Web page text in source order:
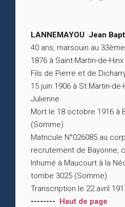
LANNEMAYOU Jean
40 ans, marsouin au
1876 à Saint-Martin-de-Hinx
Fils de Pierre et de
15 juin 1906 à St Martin-
Julienne
Mort le 18 octobre 1916 à
(Somme)
Matricule N°026085 au
recrutement de Bayonne,
Inhumé à Maucourt à la
tombe 3025 (Somme)
Transcription le 22 avril
-------- Haut de page